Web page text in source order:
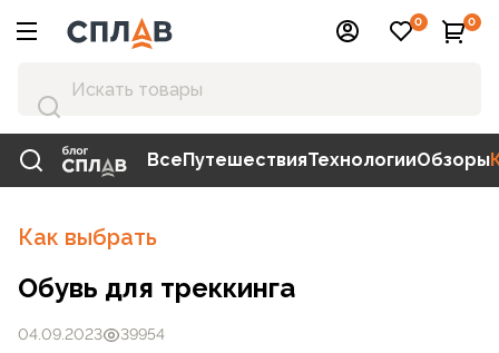
0 0
ВсеПутешествияТехнологииОбзоры
Как выбрать
Обувь для треккинга
04.09.2023 39954